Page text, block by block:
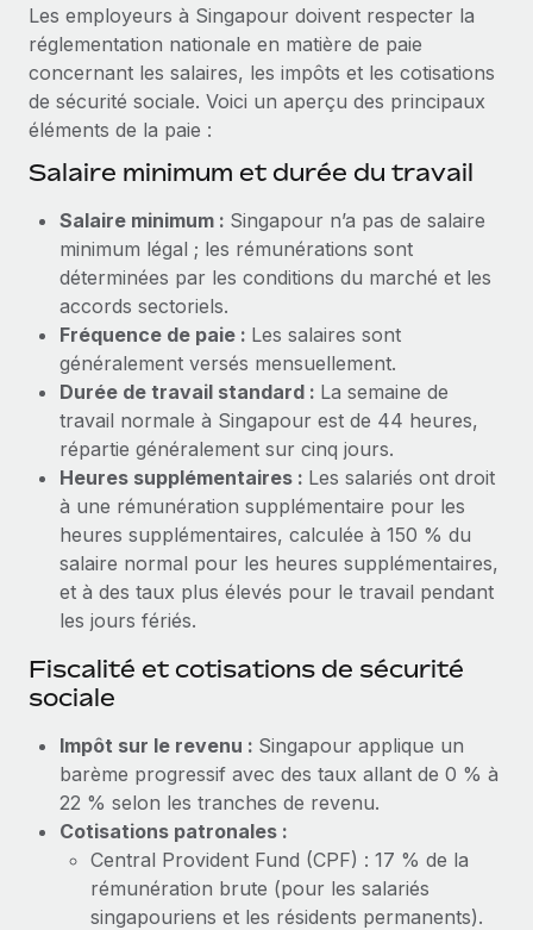
matière de conformité
Gestion des appareils
Achetez et suivez vos équipements informatiques
dans le monde entier
Création d’entité
conformité
Mobilité et déménagement international
Organisez facilement le déménagement de vos
employés
Avantages sociaux
Gérez facilement les avantages sociaux
EOR et PEO
Gestion des freelances
Taxes
Explorer le blog
BLOG
Mises à jour des produits de Remote :
freelances Plus
Remote a toujours pour mission d'aider les entreprises de
toute taille à embaucher, gérer et payer...
En savoir plus
Comment Phiture gère ses 55 employés
répartis dans 19 pays grâce à Remote
Phiture, un leader notable du conseil en matière de
croissance mobile internationale, encourage les...
En savoir plus
Les employeurs à Singapour doivent respecter la
réglementation nationale en matière de paie
concernant les salaires, les impôts et les cotisations
de sécurité sociale. Voici un aperçu des principaux
éléments de la paie :
Salaire minimum et durée du travail
Salaire minimum : Singapour n’a pas de salaire
minimum légal ; les rémunérations sont
déterminées par les conditions du marché et les
accords sectoriels.
Fréquence de paie : Les salaires sont
généralement versés mensuellement.
Durée de travail standard : La semaine de
travail normale à Singapour est de 44 heures,
répartie généralement sur cinq jours.
Heures supplémentaires : Les salariés ont droit
à une rémunération supplémentaire pour les
heures supplémentaires, calculée à 150 % du
salaire normal pour les heures supplémentaires,
et à des taux plus élevés pour le travail pendant
les jours fériés.
Fiscalité et cotisations de sécurité
sociale
Impôt sur le revenu : Singapour applique un
barème progressif avec des taux allant de 0 % à
22 % selon les tranches de revenu.
Cotisations patronales :
Central Provident Fund (CPF) : 17 % de la
rémunération brute (pour les salariés
singapouriens et les résidents permanents).